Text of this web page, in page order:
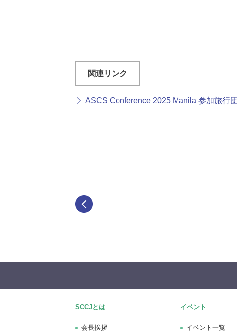
関連リンク
ASCS Conference 2025 Manila 参加旅行団
SCCJとは
会長挨拶
イベント
イベント一覧